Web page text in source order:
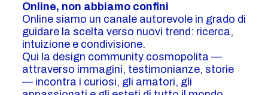
Online, non abbiamo confini
Online siamo un canale autorevole in grado di
guidare la scelta verso nuovi trend: ricerca,
intuizione e condivisione.
Qui la design community cosmopolita —
attraverso immagini, testimonianze, storie
— incontra i curiosi, gli amatori, gli